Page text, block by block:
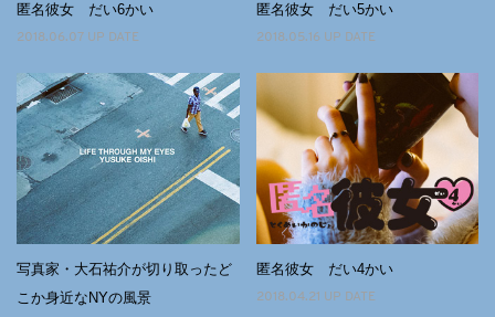
匿名彼女 だい6かい
2018.06.07 UP DATE
匿名彼女 だい5かい
2018.05.16 UP DATE
写真家・大石祐介が切り取ったど
こか身近なNYの風景
匿名彼女 だい4かい
2018.04.21 UP DATE